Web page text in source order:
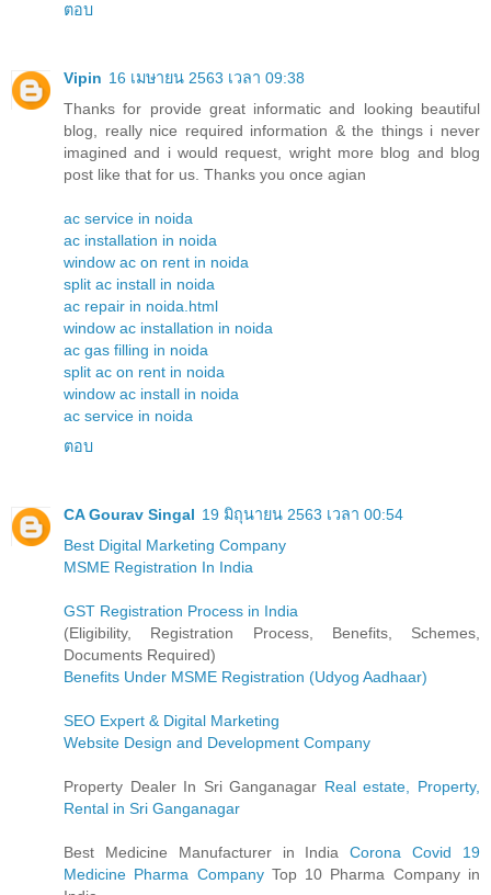
ตอบ
Vipin 16 เมษายน 2563 เวลา 09:38
Thanks for provide great informatic and looking beautiful
blog, really nice required information & the things i never
imagined and i would request, wright more blog and blog
post like that for us. Thanks you once agian
ac service in noida
ac installation in noida
window ac on rent in noida
split ac install in noida
ac repair in noida.html
window ac installation in noida
ac gas filling in noida
split ac on rent in noida
window ac install in noida
ac service in noida
ตอบ
CA Gourav Singal 19 มิถุนายน 2563 เวลา 00:54
Best Digital Marketing Company
MSME Registration In India
GST Registration Process in India
(Eligibility, Registration Process, Benefits, Schemes,
Documents Required)
Benefits Under MSME Registration (Udyog Aadhaar)
SEO Expert & Digital Marketing
Website Design and Development Company
Property Dealer In Sri Ganganagar Real estate, Property,
Rental in Sri Ganganagar
Best Medicine Manufacturer in IndiaCorona Covid 19
Medicine Pharma CompanyTop 10 Pharma Company in